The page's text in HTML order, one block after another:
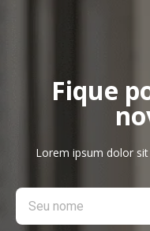
Fique
Lorem ipsum dolor